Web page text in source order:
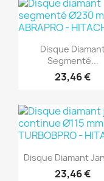
Aperçu
Disque
Segmenté...
23,46 €
Aperçu
Disque Diamant
23,46 €